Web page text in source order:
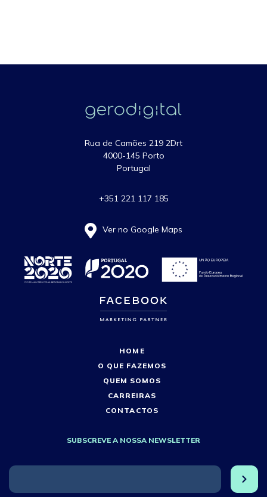
Rua de Camões 219 2Drt
4000-145 Porto
Portugal
+351 221 117 185
Ver no Google Maps
HOME
O QUE FAZEMOS
QUEM SOMOS
CARREIRAS
CONTACTOS
SUBSCREVE A NOSSA NEWSLETTER